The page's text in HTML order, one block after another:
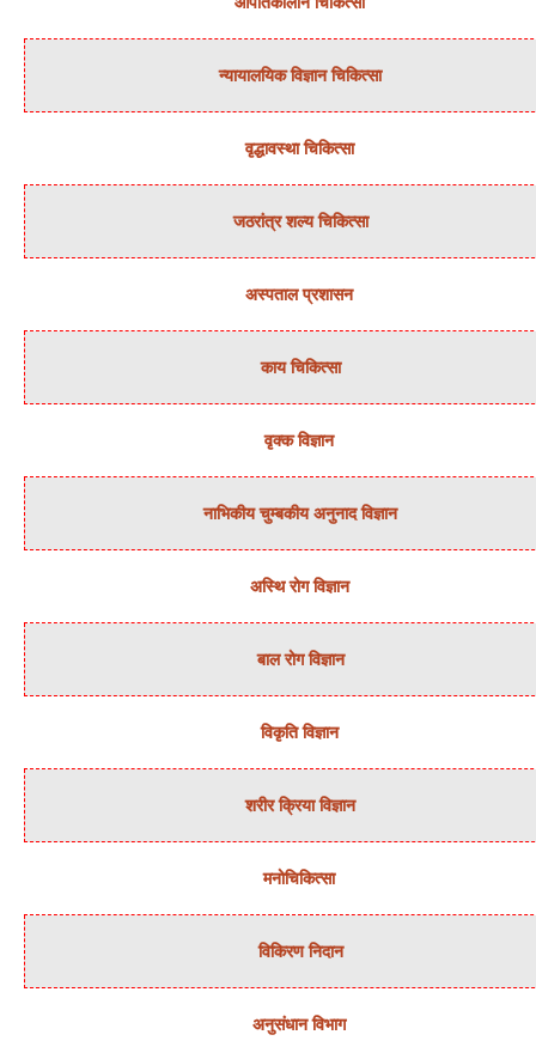
न्‍यायालयिक विज्ञान चिकित्‍सा
वृद्धावस्था चिकित्सा
जठरांत्र शल्‍य चिकित्‍सा
अस्‍पताल प्रशासन
काय चिकित्‍सा
वृक्‍क विज्ञान
नाभिकीय चुम्‍बकीय अनुनाद विज्ञान
अस्थि रोग विज्ञान
बाल रोग विज्ञान
विकृति विज्ञान
शरीर क्रिया विज्ञान
मनोचिकित्‍सा
विकिरण निदान
अनुसंधान विभाग